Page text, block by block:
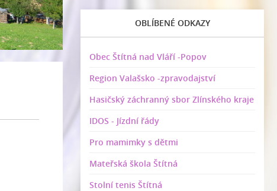
OBLÍBENÉ ODKAZY
Obec Štítná nad Vláří -Popov
Region Valašsko -zpravodajství
Hasičský záchranný sbor Zlínského kraje
IDOS - Jízdní řády
Pro mamimky s dětmi
Mateřská škola Štítná
Stolní tenis Štítná